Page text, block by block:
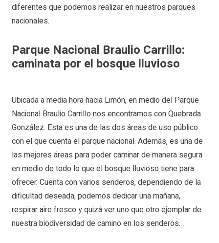
diferentes que podemos realizar en nuestros parques
nacionales.
Parque Nacional Braulio Carrillo:
caminata por el bosque lluvioso
Ubicada a media hora hacia Limón, en medio del Parque
Nacional Braulio Carrillo nos encontramos con Quebrada
González. Esta es una de las dos áreas de uso público
con el que cuenta el parque nacional. Además, es una de
las mejores áreas para poder caminar de manera segura
en medio de todo lo que el bosque lluvioso tiene para
ofrecer. Cuenta con varios senderos, dependiendo de la
dificultad deseada, podemos dedicar una mañana,
respirar aire fresco y quizá ver uno que otro ejemplar de
nuestra biodiversidad de camino en los senderos.